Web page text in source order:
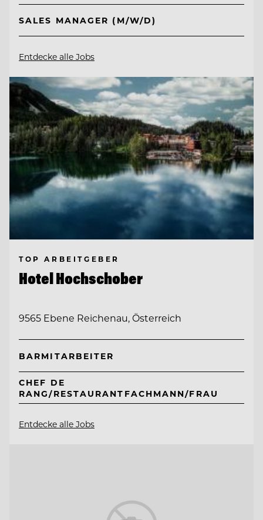
SALES MANAGER (M/W/D)
Entdecke alle Jobs
TOP ARBEITGEBER
Hotel Hochschober
9565 Ebene Reichenau, Österreich
BARMITARBEITER
CHEF DE
RANG/RESTAURANTFACHMANN/FRAU
Entdecke alle Jobs